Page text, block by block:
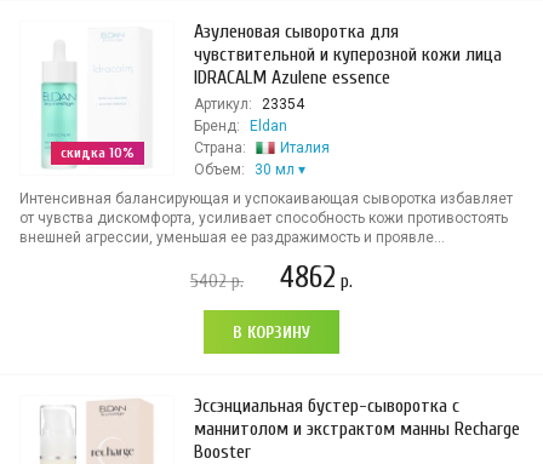
скидка 10%
Азуленовая сыворотка для
чувствительной и куперозной кожи лица
IDRACALM Аzulene essence
Артикул:
23354
Бренд:
Eldan
Страна:
Италия
Объем:
30 мл
Интенсивная балансирующая и успокаивающая сыворотка избавляет
от чувства дискомфорта, усиливает способность кожи противостоять
внешней агрессии, уменьшая ее раздражимость и проявле...
5402р. 4862 р.
В КОРЗИНУ
Эссэнциальная бустер-сыворотка с
маннитолом и экстрактом манны Recharge
Booster